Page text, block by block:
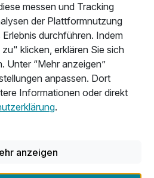
können Sie zwischen den
Standard Zimmer, Klassik
-Suite und Ferienhaus. Alle
und Geborgenheit, die Sie
Tage in unserem Haus. Für
Aufenthalt sind die
und Ferienwohnungen eine
Schlafzimmern und einem
werden lässt. Die Komfort
messen und Tracking
der Plattformnutzung
durchführen. Indem
klicken, erklären Sie sich
Unter “Mehr anzeigen”
anpassen. Dort
Informationen oder direkt
.
anzeigen